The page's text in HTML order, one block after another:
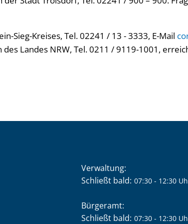
Sieg-Kreises, Tel. 02241 / 13 - 3333, E-Mail
Landes NRW, Tel. 0211 / 9119-1001,
Verwaltung:
Klicken, um weitere
Schließt bald: 07:30 - 12:30
Bürgeramt:
Klicken, um weitere
Schließt bald: 07:30 - 12:30